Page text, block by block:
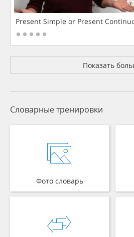
Present Simple or Present
Показать
Словарные тренировки
Фото словарь